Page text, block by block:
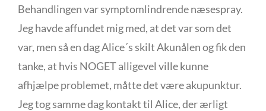
Behandlingen var symptomlindrende næsespray.
Jeg havde affundet mig med, at det var som det
var, men så en dag Alice´s skilt Akunålen og fik den
tanke, at hvis NOGET alligevel ville kunne
afhjælpe problemet, måtte det være akupunktur.
Jeg tog samme dag kontakt til Alice, der ærligt